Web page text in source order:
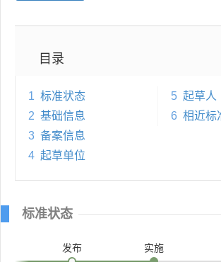
目录
1 标准状态
2 基础信息
3 备案信息
4 起草单位
5 起草人
6 相近标
标准状态
发布 实施